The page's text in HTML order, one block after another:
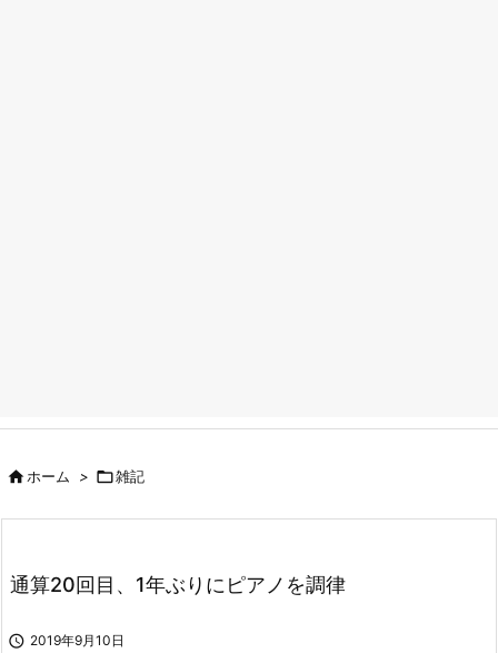
ホーム > 雑記
通算20回目、1年ぶりにピアノを調律
 2019年9月10日